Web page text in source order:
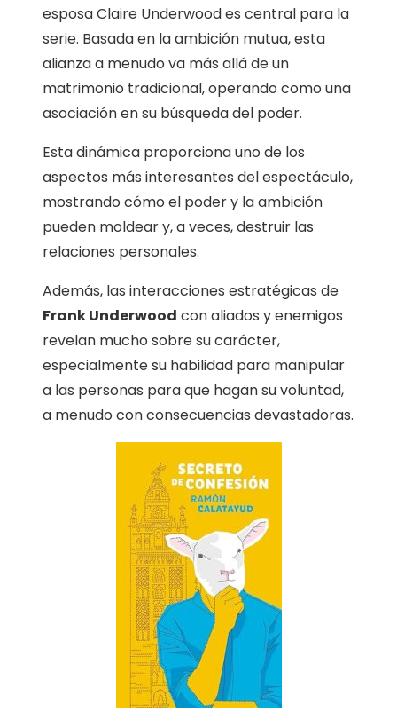
esposa Claire Underwood es central para la
serie. Basada en la ambición mutua, esta
alianza a menudo va más allá de un
matrimonio tradicional, operando como una
asociación en su búsqueda del poder.
Esta dinámica proporciona uno de los
aspectos más interesantes del espectáculo,
mostrando cómo el poder y la ambición
pueden moldear y, a veces, destruir las
relaciones personales.
Además, las interacciones estratégicas de
Frank Underwood con aliados y enemigos
revelan mucho sobre su carácter,
especialmente su habilidad para manipular
a las personas para que hagan su voluntad,
a menudo con consecuencias devastadoras.